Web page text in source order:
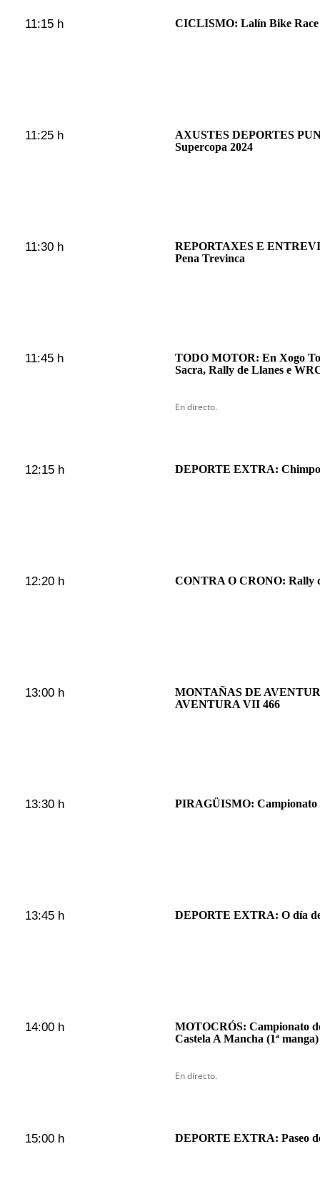
11:15 h CICLISMO: Lalín Bike Race
11:25 h
AXUSTES DEPORTES
Supercopa 2024
11:30 h
REPORTAXES E
Pena Trevinca
11:45 h
TODO MOTOR: En Xogo
Sacra, Rally de Llanes e
En directo.
12:15 h DEPORTE EXTRA:
12:20 h CONTRA O CRONO: Rally
13:00 h
MONTAÑAS DE
AVENTURA VII 466
13:30 h PIRAGÜISMO: Campionato
13:45 h DEPORTE EXTRA: O día
14:00 h
MOTOCRÓS: Campionato
Castela A Mancha (1ª manga)
En directo.
15:00 h DEPORTE EXTRA: Paseo